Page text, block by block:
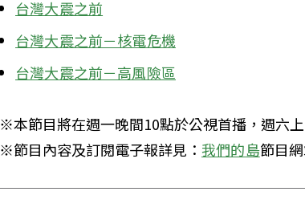
台灣大震之前
台灣大震之前－核電危機
台灣大震之前－高風險區
※本節目將在週一晚間10點於公視首播，週六
※節目內容及訂閱電子報詳見： 我們的島節目